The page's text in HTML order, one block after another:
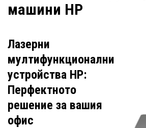
машини HP
Лазерни
мултифункционални
устройства HP:
Перфектното
решение за вашия
офис